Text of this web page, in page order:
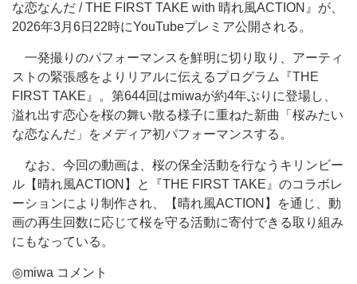
な恋なんだ / THE FIRST TAKE with 晴れ風ACTION』が、
2026年3月6日22時にYouTubeプレミア公開される。
一発撮りのパフォーマンスを鮮明に切り取り、アーティ
ストの緊張感をよりリアルに伝えるプログラム『THE
FIRST TAKE』。第644回はmiwaが約4年ぶりに登場し、
溢れ出す恋心を桜の舞い散る様子に重ねた新曲「桜みたい
な恋なんだ」をメディア初パフォーマンスする。
なお、今回の動画は、桜の保全活動を行なうキリンビー
ル【晴れ風ACTION】と『THE FIRST TAKE』のコラボレ
ーションにより制作され、【晴れ風ACTION】を通じ、動
画の再生回数に応じて桜を守る活動に寄付できる取り組み
にもなっている。
◎miwa コメント